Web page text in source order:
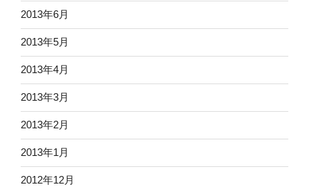
2013年6月
2013年5月
2013年4月
2013年3月
2013年2月
2013年1月
2012年12月